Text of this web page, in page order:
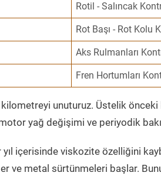
Rotil - Salıncak
Rot Başı - Rot Kolu
Aks Rulmanları
Fren Hortumları
unuturuz. Üstelik
yağ değişimi ve periyodik
yıl içerisinde viskozite özelliğini
metal sürtünmeleri başlar.